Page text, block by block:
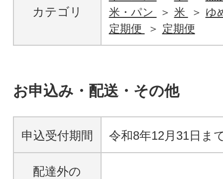
カテゴリ
米・パン
米
ゆ
定期便
定期便
お申込み・配送・その他
申込受付期間 令和8年12月31日ま
配達外の